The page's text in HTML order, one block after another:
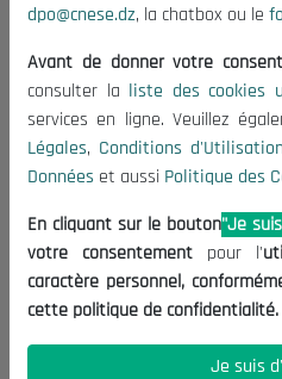
Mentions Légales
Conditions d'Utilisation
Politique de Protection
Politique des Cookies
Nous Contacter
(+213) 021 98 01
contact@cnese.dz
Suggestions ou
Newsletter
dernières nouvelles.
dpo@cnese.dz, la chatbox ou le
Avant de donner votre
consulter la liste des cookies
services en ligne. Veuillez
Légales, Conditions
Données et aussi Politique des
En cliquant sur le bouton"Je
votre consentement pour l'
caractère personnel,
cette politique de confidentialité.
Je suis